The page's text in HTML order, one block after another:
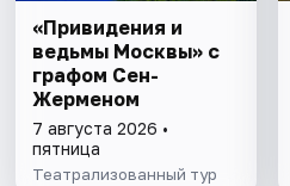
«Привидения и
ведьмы Москвы» с
графом Сен-
Жерменом
7 августа 2026 •
пятница
Театрализованный тур